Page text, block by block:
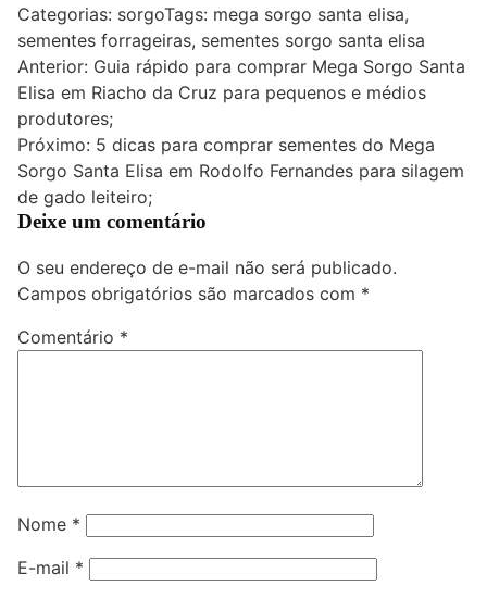
Categorias: sorgoTags: mega sorgo santa elisa,
sementes forrageiras, sementes sorgo santa elisa
Navegação
de
Post
Anterior: Guia rápido para comprar Mega Sorgo Santa
Elisa em Riacho da Cruz para pequenos e médios
produtores;
Próximo: 5 dicas para comprar sementes do Mega
Sorgo Santa Elisa em Rodolfo Fernandes para silagem
de gado leiteiro;
Deixe um comentário
O seu endereço de e-mail não será publicado.
Campos obrigatórios são marcados com *
Comentário *
Nome *
E-mail *